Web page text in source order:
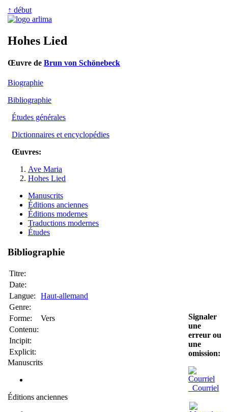
↑ début
Hohes Lied
Œuvre de Brun von Schönebeck
Biographie
Bibliographie
Études générales
Dictionnaires et encyclopédies
Œuvres:
Ave Maria
Hohes Lied
Manuscrits
Éditions anciennes
Éditions modernes
Traductions modernes
Études
Bibliographie
Titre:
Date:
Langue:
Haut-allemand
Genre:
Forme:
Vers
Contenu:
Incipit:
Explicit:
Manuscrits
Éditions anciennes
Signaler
une
erreur ou
une
omission:
Courriel